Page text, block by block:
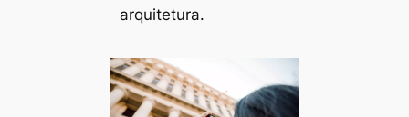
arquitetura.